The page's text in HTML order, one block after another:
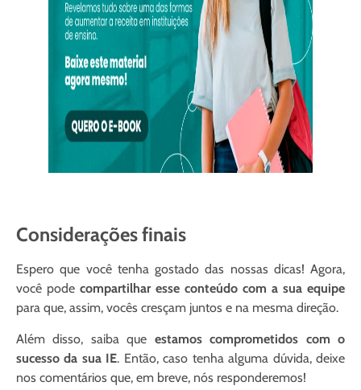
Considerações finais
Espero que você tenha gostado das nossas dicas! Agora,
você pode compartilhar esse conteúdo com a sua equipe
para que, assim, vocês cresçam juntos e na mesma direção.
Além disso, saiba que estamos comprometidos com o
sucesso da sua IE. Então, caso tenha alguma dúvida, deixe
nos comentários que, em breve, nós responderemos!